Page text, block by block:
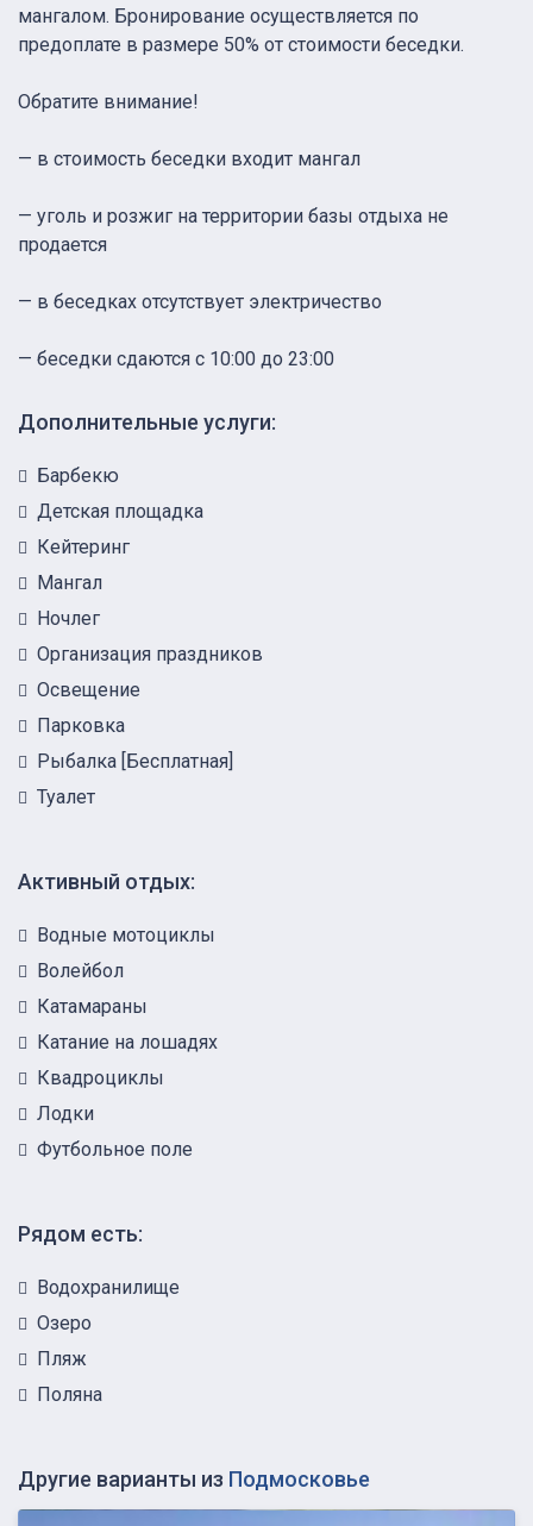
мангалом. Бронирование осуществляется по
предоплате в размере 50% от стоимости беседки.
Обратите внимание!
— в стоимость беседки входит мангал
— уголь и розжиг на территории базы отдыха не
продается
— в беседках отсутствует электричество
— беседки сдаются с 10:00 до 23:00
Дополнительные услуги:
Барбекю
Детская площадка
Кейтеринг
Мангал
Ночлег
Организация праздников
Освещение
Парковка
Рыбалка [Бесплатная]
Туалет
Активный отдых:
Водные мотоциклы
Волейбол
Катамараны
Катание на лошадях
Квадроциклы
Лодки
Футбольное поле
Рядом есть:
Водохранилище
Озеро
Пляж
Поляна
Другие варианты из Подмосковье